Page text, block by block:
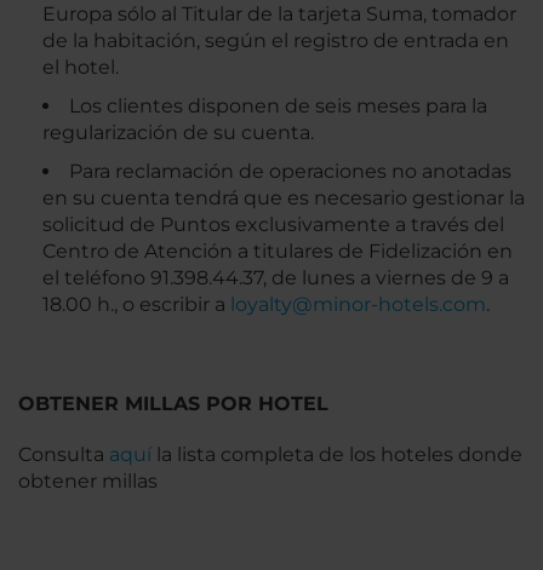
Europa sólo al Titular de la tarjeta Suma, tomador
de la habitación, según el registro de entrada en
el hotel.
Los clientes disponen de seis meses para la
regularización de su cuenta.
Para reclamación de operaciones no anotadas
en su cuenta tendrá que es necesario gestionar la
solicitud de Puntos exclusivamente a través del
Centro de Atención a titulares de Fidelización en
el teléfono 91.398.44.37, de lunes a viernes de 9 a
18.00 h., o escribir a loyalty@minor-hotels.com.
OBTENER MILLAS POR HOTEL
Consulta aquí la lista completa de los hoteles donde
obtener millas